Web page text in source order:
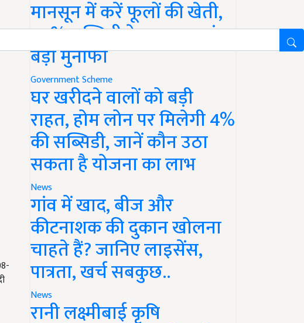
मानसून में करें फूलों की खेती,
50% सब्सिडी के साथ कमाएं
बड़ा मुनाफा
Government Scheme
घर खरीदने वालों को बड़ी
राहत, होम लोन पर मिलेगी 4%
की सब्सिडी, जानें कौन उठा
सकता है योजना का लाभ
News
गांव में खाद, बीज और
कीटनाशक की दुकान खोलना
चाहते हैं? जानिए लाइसेंस,
पात्रता, खर्च सबकुछ..
News
रानी लक्ष्मीबाई कृषि